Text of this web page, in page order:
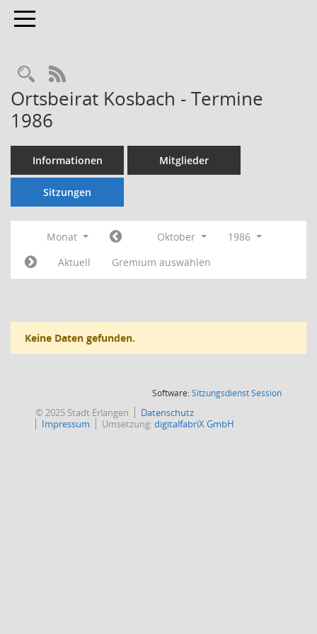
Toggle navigation
Rechercheauswahl
RSS-Feed
Ortsbeirat Kosbach - Termine
1986
Informationen Mitglieder
Sitzungen
Monat Oktober
1986
Aktuell
Gremium auswählen
Keine Daten gefunden.
Software:SitzungsdienstSession(Wird in
© 2025 Stadt Erlangen
Datenschutz
Impressum
Umsetzung:digitalfabriX GmbH